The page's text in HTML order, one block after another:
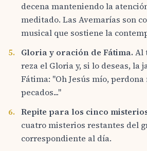
decena manteniendo la
meditado. Las Avemarías son
musical que sostiene la
5.
Gloria y oración de Fátima. Al
reza el Gloria y, si lo deseas, la
Fátima: "Oh Jesús mío,
pecados..."
6. Repite para los cinco
cuatro misterios restantes del
correspondiente al día.